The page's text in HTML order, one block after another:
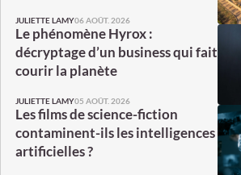
JULIETTE LAMY06 AOÛT. 2026
Le phénomène Hyrox :
décryptage d’un business qui fait
courir la planète
JULIETTE LAMY05 AOÛT. 2026
Les films de science-fiction
contaminent-ils les intelligences
artificielles ?